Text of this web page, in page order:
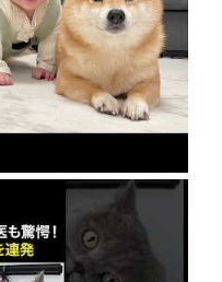
デンレトリバーの